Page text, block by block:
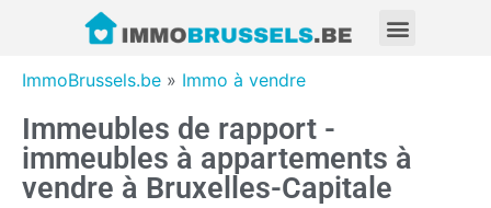
ImmoBrussels.be » Immo à vendre
Immeubles de rapport -
immeubles à appartements à
vendre à Bruxelles-Capitale